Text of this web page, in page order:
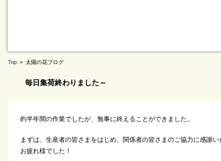
Top > 太陽の花ブログ
毎日集荷終わりました～
約半年間の作業でしたが、無事に終えることができました。
まずは、生産者の皆さまをはじめ、関係者の皆さまのご協力に感謝い
お疲れ様でした！